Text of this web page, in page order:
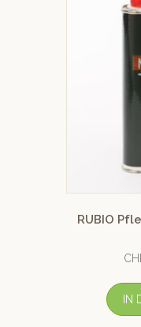
RUBIO
IN